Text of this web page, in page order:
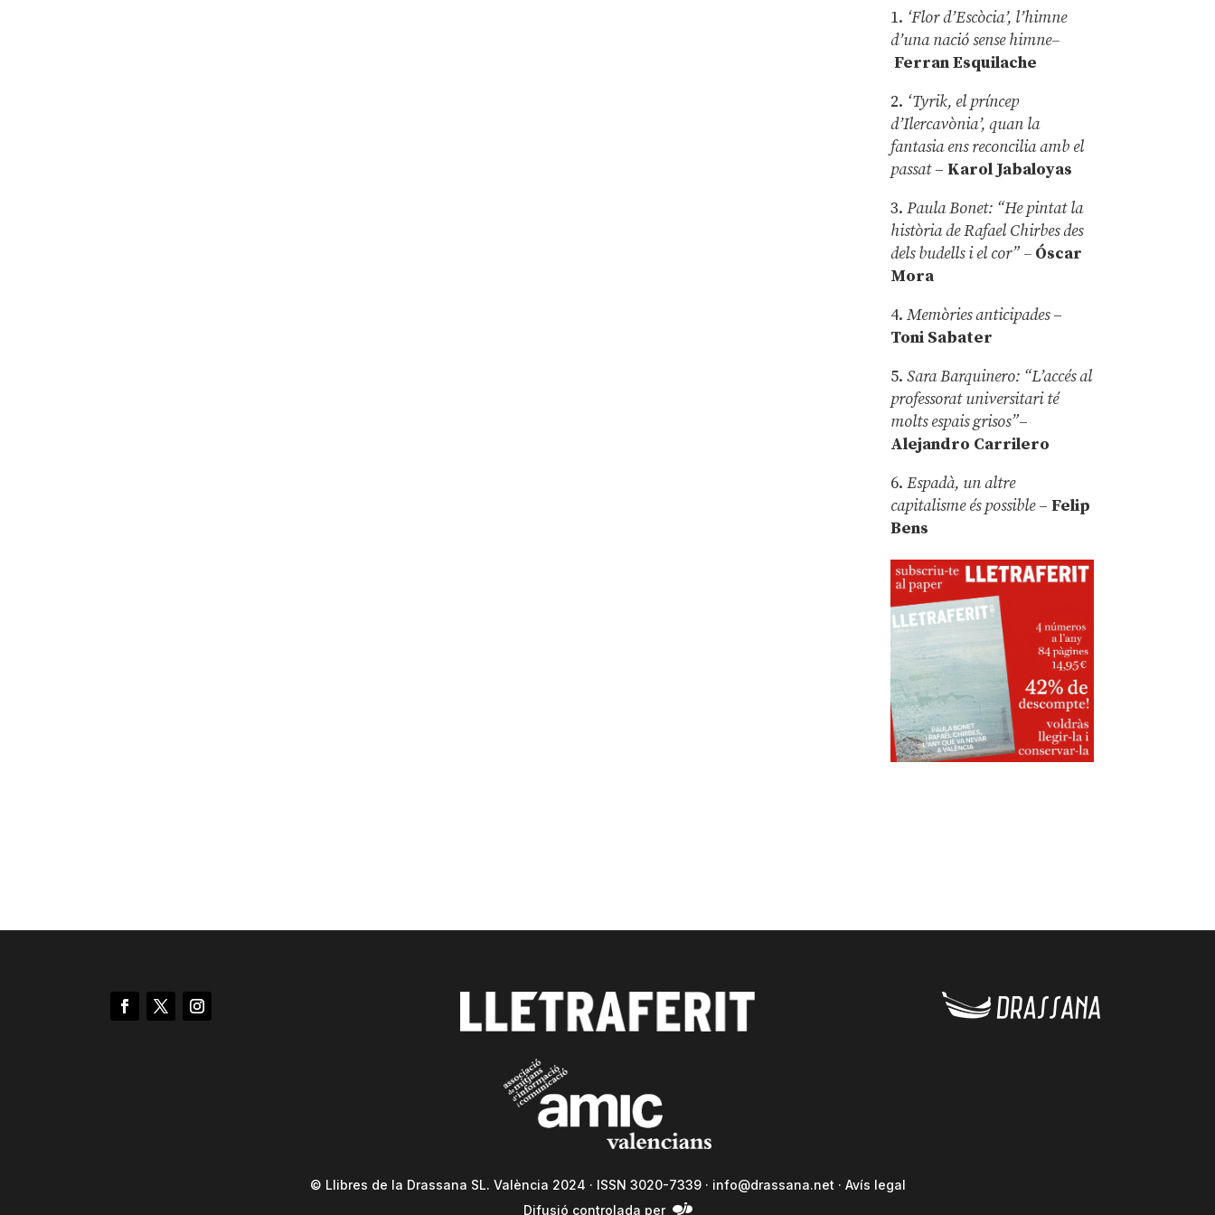
1. ‘Flor d’Escòcia’, l’himne
d’una nació sense himne–
Ferran Esquilache
2. ‘Tyrik, el príncep
d’Ilercavònia’, quan la
fantasia ens reconcilia amb el
passat– Karol Jabaloyas
3.Paula Bonet: “He pintat la
història de Rafael Chirbes des
dels budells i el cor” – Óscar
Mora
4.Memòries anticipades–
Toni Sabater
5.Sara Barquinero: “L’accés al
professorat universitari té
molts espais grisos”–
Alejandro Carrilero
6.Espadà, un altre
capitalisme és possible – Felip
Bens
© Llibres de la Drassana SL. València 2024 · ISSN 3020-7339 · info@drassana.net · Avís legal
Difusió controlada per